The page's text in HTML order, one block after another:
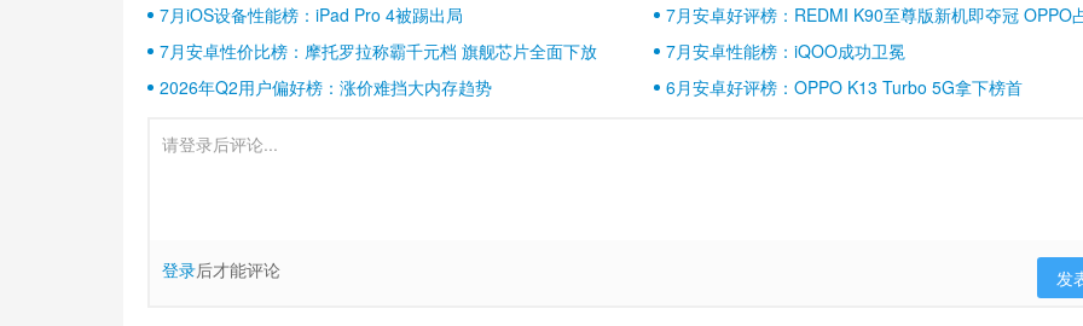
7月iOS设备性能榜：iPad Pro 4被踢出局
7月安卓好评榜：REDMI K90至尊版新机即夺冠 OPPO
壁江山
7月安卓性价比榜：摩托罗拉称霸千元档 旗舰芯片全面下放
7月安卓性能榜：iQOO成功卫冕
2026年Q2用户偏好榜：涨价难挡大内存趋势
6月安卓好评榜：OPPO K13 Turbo 5G拿下榜首
登录后才能评论 发